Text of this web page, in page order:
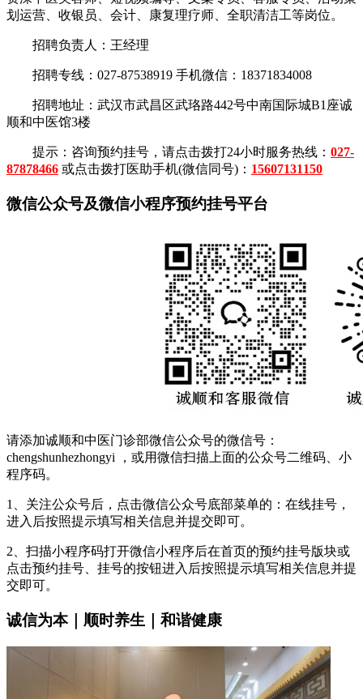
划运营、收银员、会计、康复理疗师、全职清洁工等岗位。
招聘负责人：王经理
招聘专线：027-87538919 手机微信：18371834008
招聘地址：武汉市武昌区武珞路442号中南国际城B1座诚
顺和中医馆3楼
提示：咨询预约挂号，请点击拨打24小时服务热线： 027-
87878466 或点击拨打医助手机(微信同号)： 15607131150
微信公众号及微信小程序预约挂号平台
请添加诚顺和中医门诊部微信公众号的微信号：
chengshunhezhongyi ，或用微信扫描上面的公众号二维码、小
程序码。
1、关注公众号后，点击微信公众号底部菜单的：在线挂号，
进入后按照提示填写相关信息并提交即可。
2、扫描小程序码打开微信小程序后在首页的预约挂号版块或
点击预约挂号、挂号的按钮进入后按照提示填写相关信息并提
交即可。
诚信为本｜顺时养生｜和谐健康